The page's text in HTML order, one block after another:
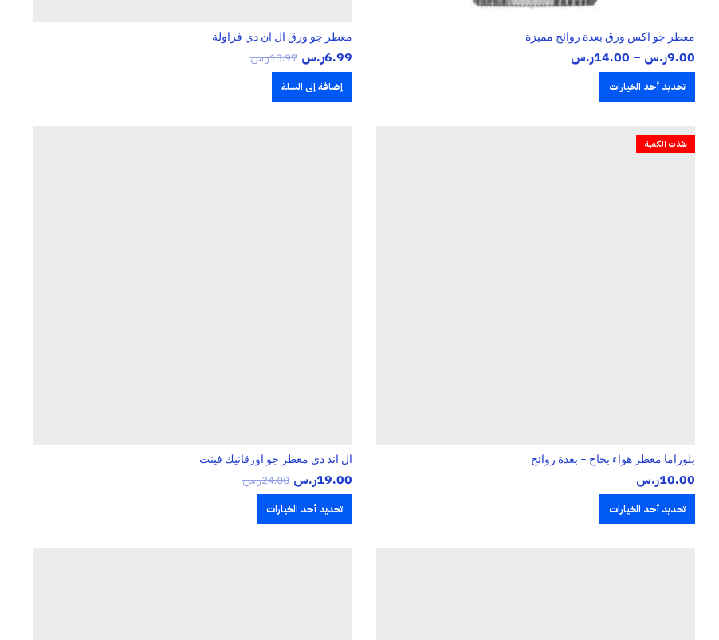
معطر جو اكس ورق بعدة روائح مميزة
9.00ر.س –
14.00ر.سنطاق
تحديد أحد الخيارات
معطر جو ورق ال ان دي فراولة
6.99ر.س 13.97ر.س
إضافة إلى السلة
نفذت الكمية
بلوراما معطر هواء بخاخ – بعدة روائح
10.00ر.س
تحديد أحد الخيارات
ال اند دي معطر جو اورقانيك فينت
19.00ر.س 24.00ر.س
تحديد أحد الخيارات